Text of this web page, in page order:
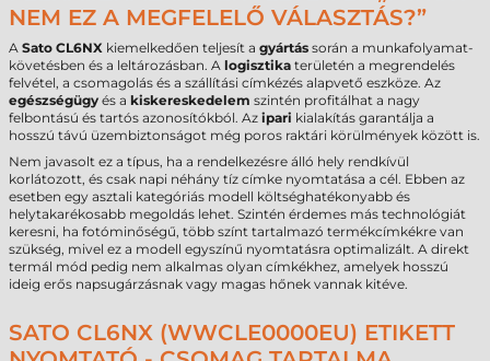
NEM EZ A MEGFELELŐ VÁLASZTÁS?”
A Sato CL6NX kiemelkedően teljesít a gyártás során a munkafolyamat-
követésben és a leltározásban. A logisztika területén a megrendelés
felvétel, a csomagolás és a szállítási címkézés alapvető eszköze. Az
egészségügy és a kiskereskedelem szintén profitálhat a nagy
felbontású és tartós azonosítókból. Az ipari kialakítás garantálja a
hosszú távú üzembiztonságot még poros raktári körülmények között is.
Nem javasolt ez a típus, ha a rendelkezésre álló hely rendkívül
korlátozott, és csak napi néhány tíz címke nyomtatása a cél. Ebben az
esetben egy asztali kategóriás modell költséghatékonyabb és
helytakarékosabb megoldás lehet. Szintén érdemes más technológiát
keresni, ha fotóminőségű, több színt tartalmazó termékcímkékre van
szükség, mivel ez a modell egyszínű nyomtatásra optimalizált. A direkt
termál mód pedig nem alkalmas olyan címkékhez, amelyek hosszú
ideig erős napsugárzásnak vagy magas hőnek vannak kitéve.
SATO CL6NX (WWCLE0000EU) ETIKETT